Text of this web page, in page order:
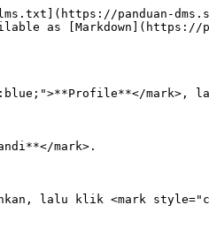
panduan-
as
mark>.
lalu klik <mark